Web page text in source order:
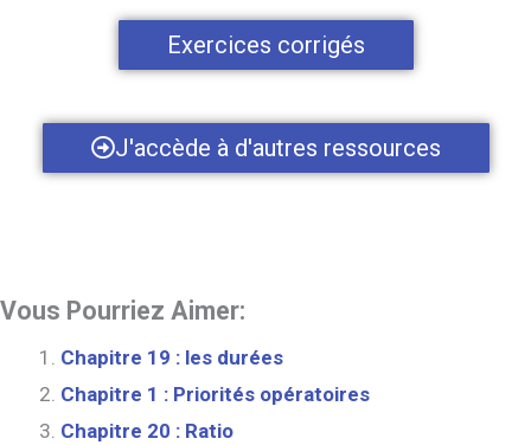
Exercices corrigés
J'accède à d'autres ressources
Vous Pourriez Aimer:
Chapitre 19 : les durées
Chapitre 1 : Priorités opératoires
Chapitre 20 : Ratio